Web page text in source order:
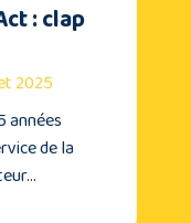
: clap
2025
années
de la